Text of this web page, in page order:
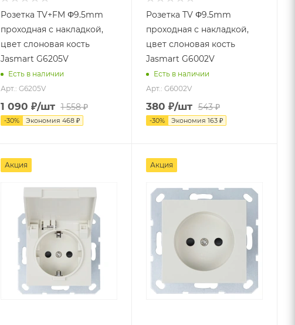
Розетка TV+FM Φ9.5mm
проходная с накладкой,
цвет слоновая кость
Jasmart G6205V
Есть в наличии
Арт.: G6205V
1 090 ₽/шт 1 558₽
-30% Экономия 468₽
Розетка TV Φ9.5mm
проходная с накладкой,
цвет слоновая кость
Jasmart G6002V
Есть в наличии
Арт.: G6002V
380 ₽/шт 543₽
-30% Экономия 163₽
Акция Акция